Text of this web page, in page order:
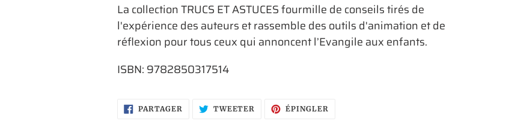
La collection TRUCS ET ASTUCES fourmille de conseils tirés de
l'expérience des auteurs et rassemble des outils d'animation et de
réflexion pour tous ceux qui annoncent l’Evangile aux enfants.
ISBN: 9782850317514
PARTAGER PARTAGER
SUR
TWEETER TWEETERÉPINGLER